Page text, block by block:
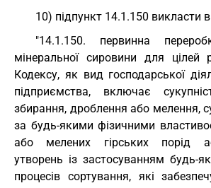
10) підпункт 14.1.150 викласти в
"14.1.150. первинна
мінеральної сировини для цілей
Кодексу, як вид господарської
підприємства, включає
збирання, дроблення або мелення,
за будь-якими фізичними
або мелених гірських порід
утворень із застосуванням будь-
процесів сортування, які